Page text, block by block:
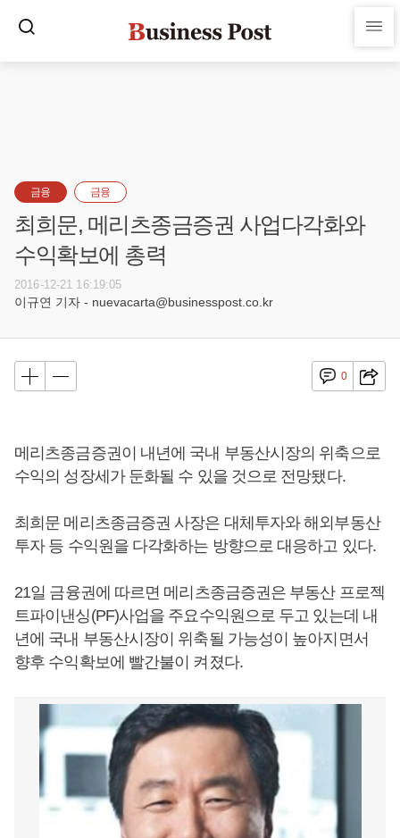
금융 금융
최희문, 메리츠종금증권 사업다각화와
수익확보에 총력
2016-12-21 16:19:05
이규연 기자 - nuevacarta@businesspost.co.kr
0
메리츠종금증권이 내년에 국내 부동산시장의 위축으로
수익의 성장세가 둔화될 수 있을 것으로 전망됐다.
최희문 메리츠종금증권 사장은 대체투자와 해외부동산
투자 등 수익원을 다각화하는 방향으로 대응하고 있다.
21일 금융권에 따르면 메리츠종금증권은 부동산 프로젝
트파이낸싱(PF)사업을 주요수익원으로 두고 있는데 내
년에 국내 부동산시장이 위축될 가능성이 높아지면서
향후 수익확보에 빨간불이 켜졌다.